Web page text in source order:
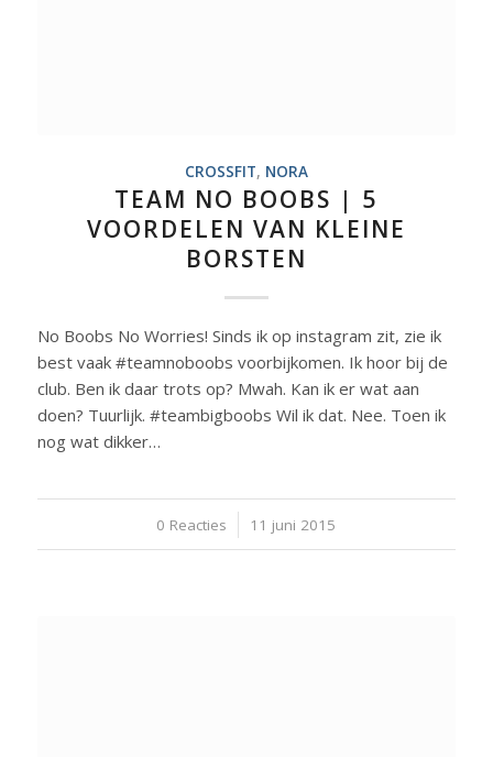
CROSSFIT, NORA
TEAM NO BOOBS | 5
VOORDELEN VAN KLEINE
BORSTEN
No Boobs No Worries! Sinds ik op instagram zit, zie ik
best vaak #teamnoboobs voorbijkomen. Ik hoor bij de
club. Ben ik daar trots op? Mwah. Kan ik er wat aan
doen? Tuurlijk. #teambigboobs Wil ik dat. Nee. Toen ik
nog wat dikker…
0 Reacties
/ 11 juni 2015